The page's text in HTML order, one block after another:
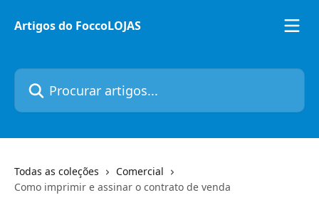
Artigos do FoccoLOJAS
Procurar artigos...
Todas as coleções
Comercial
Como imprimir e assinar o contrato de venda